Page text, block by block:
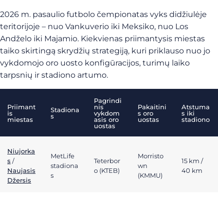
2026 m. pasaulio futbolo čempionatas vyks didžiulėje
teritorijoje – nuo Vankuverio iki Meksiko, nuo Los
Andželo iki Majamio. Kiekvienas priimantysis miestas
taiko skirtingą skrydžių strategiją, kuri priklauso nuo jo
vykdomojo oro uosto konfigūracijos, turimų laiko
tarpsnių ir stadiono artumo.
Priimant
is
miestas
Stadiona
s
Pagrindi
nis
vykdom
asis oro
uostas
Pakaitini
s oro
uostas
Atstuma
s iki
stadiono
Niujorka
s /
Naujasis
Džersis
MetLife
stadiona
s
Teterbor
o (KTEB)
Morristo
wn
(KMMU)
15 km /
40 km